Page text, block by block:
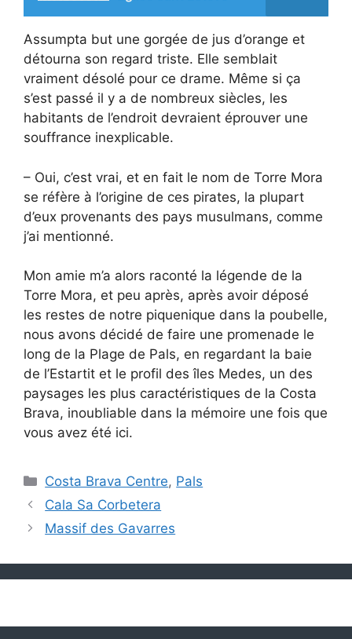
Assumpta but une gorgée de jus d’orange et
détourna son regard triste. Elle semblait
vraiment désolé pour ce drame. Même si ça
s’est passé il y a de nombreux siècles, les
habitants de l’endroit devraient éprouver une
souffrance inexplicable.
– Oui, c’est vrai, et en fait le nom de Torre Mora
se réfère à l’origine de ces pirates, la plupart
d’eux provenants des pays musulmans, comme
j’ai mentionné.
Mon amie m’a alors raconté la légende de la
Torre Mora, et peu après, après avoir déposé
les restes de notre piquenique dans la poubelle,
nous avons décidé de faire une promenade le
long de la Plage de Pals, en regardant la baie
de l’Estartit et le profil des îles Medes, un des
paysages les plus caractéristiques de la Costa
Brava, inoubliable dans la mémoire une fois que
vous avez été ici.
Catégories
Costa Brava Centre, Pals
Cala Sa Corbetera
Massif des Gavarres